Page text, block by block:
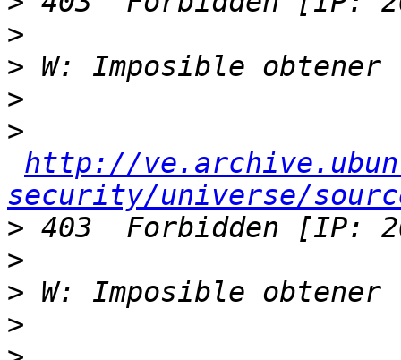
>
>
>
>
http://
security/universe/
>
>
>
>